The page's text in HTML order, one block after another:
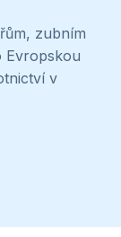
zubním
Evropskou
v